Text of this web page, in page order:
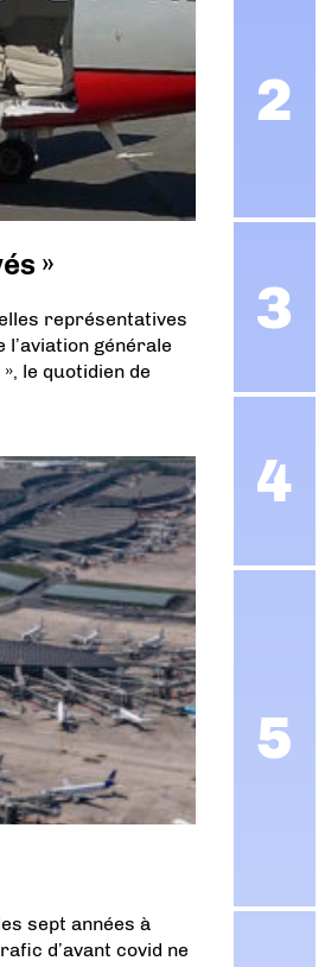
»
représentatives
générale
le quotidien de
sept années à
d’avant covid ne